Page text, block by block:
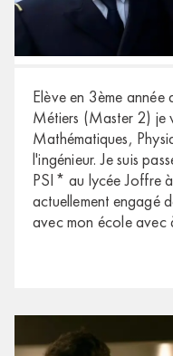
Elève en 3ème
Métiers (Master 2) je
Mathématiques,
l'ingénieur. Je suis
PSI* au lycée Joffre
actuellement engagé
avec mon école